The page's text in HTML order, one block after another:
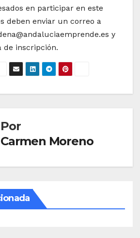
en participar en este
deben enviar un correo a
y
de inscripción.
Por
Carmen Moreno